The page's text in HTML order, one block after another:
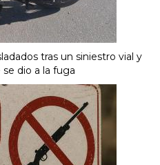
tras un siniestro vial y
dio a la fuga